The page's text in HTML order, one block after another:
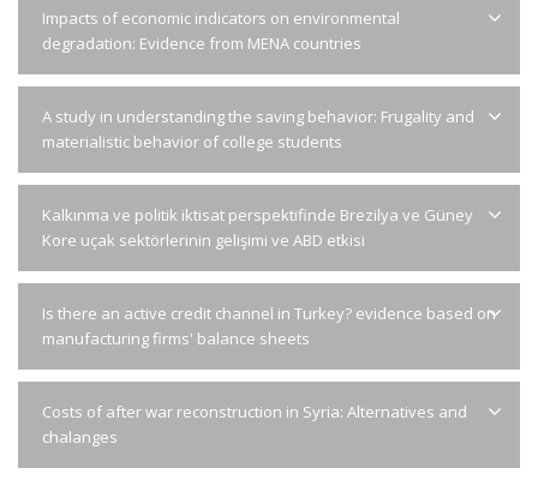
Impacts of economic indicators on environmental
degradation: Evidence from MENA countries
A study in understanding the saving behavior: Frugality and
materialistic behavior of college students
Kalkınma ve politik iktisat perspektifinde Brezilya ve Güney
Kore uçak sektörlerinin gelişimi ve ABD etkisi
Is there an active credit channel in Turkey? evidence based on
manufacturing firms' balance sheets
Costs of after war reconstruction in Syria: Alternatives and
chalanges